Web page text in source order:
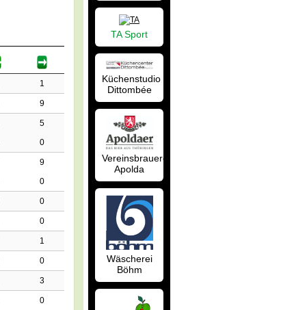
1
9
5
0
9
0
0
0
1
0
3
0
TA Sport
Küchenstudio
Dittombée
Vereinsbrauerei
Apolda
Wäscherei
Böhm